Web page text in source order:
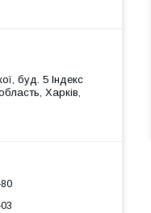
буд. 5 Індекс
Харків,